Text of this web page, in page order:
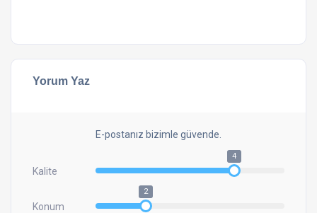
Yorum Yaz
E-postanız bizimle güvende.
Kalite
4
Konum
2